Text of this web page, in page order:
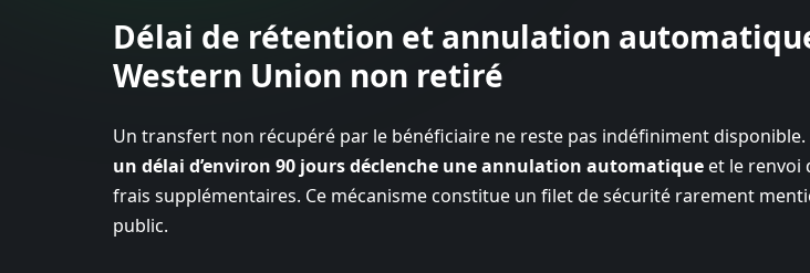
Délai de rétention et annulation
Western Union non retiré
Un transfert non récupéré par le bénéficiaire ne reste pas indéfiniment
un délai d’environ 90 jours déclenche une annulation automatique et le renvoi
frais supplémentaires. Ce mécanisme constitue un filet de sécurité rarement
public.